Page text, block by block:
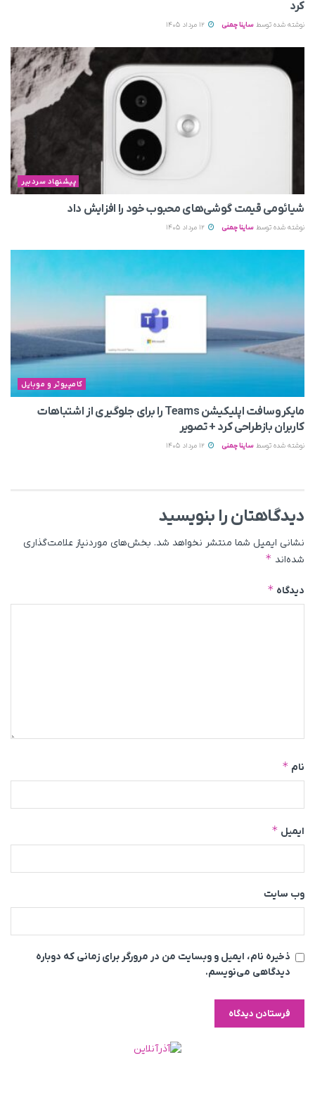
کرد
نوشته شده توسط ساینا چمنی
پیشنهاد سردبیر
شیائومی قیمت گوشی‌های محبوب خود را افزایش داد
نوشته شده توسط ساینا چمنی
کامپیوتر و موبایل
مایکروسافت اپلیکیشن Teams را برای جلوگیری از اشتباهات
کاربران بازطراحی کرد + تصویر
نوشته شده توسط ساینا چمنی
دیدگاهتان را بنویسید
نشانی ایمیل شما منتشر نخواهد شد. بخش‌های موردنیاز علامت‌گذاری
شده‌اند *
دیدگاه *
نام *
ایمیل *
وب‌ سایت
ذخیره نام، ایمیل و وبسایت من در مرورگر برای زمانی که دوباره
دیدگاهی می‌نویسم.